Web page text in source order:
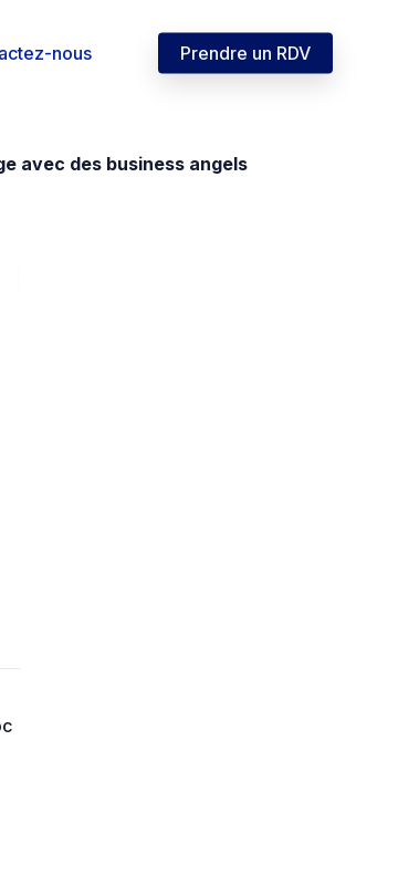
nous Prendre un RDV
avec des business angels